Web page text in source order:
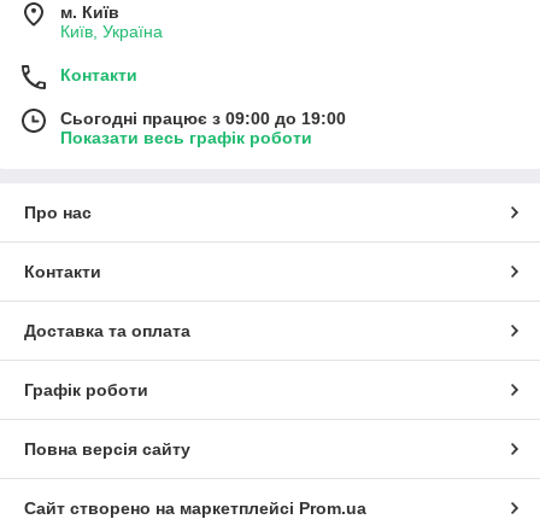
м. Київ
Київ, Україна
Контакти
Сьогодні працює з 09:00 до 19:00
Показати весь графік роботи
Про нас
Контакти
Доставка та оплата
Графік роботи
Повна версія сайту
Сайт створено на маркетплейсі Prom.ua